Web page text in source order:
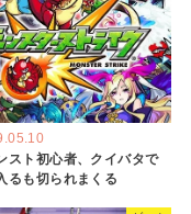
スト初心者、クイバタで
るも切られまくる